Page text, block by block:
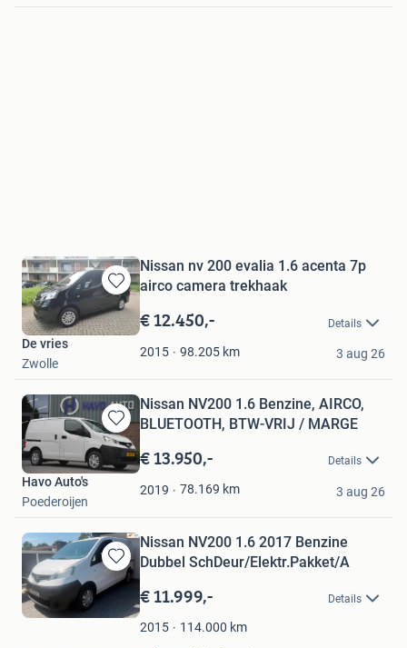
Bewaren
in
Mijn
Favorieten
Nissan nv 200 evalia 1.6 acenta 7p
airco camera trekhaak
€ 12.450,- Details
2015 98.205 km
De vries
Zwolle
3 aug 26
Bewaren
in
Mijn
Favorieten
Nissan NV200 1.6 Benzine, AIRCO,
BLUETOOTH, BTW-VRIJ / MARGE
€ 13.950,- Details
2019 78.169 km
Havo Auto's
Poederoijen
3 aug 26
Bewaren
in
Mijn
Favorieten
Nissan NV200 1.6 2017 Benzine
Dubbel SchDeur/Elektr.Pakket/A
€ 11.999,- Details
2015 114.000 km